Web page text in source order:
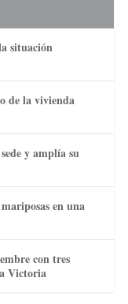
situación
de la vivienda
y amplía su
en una
con tres
Victoria